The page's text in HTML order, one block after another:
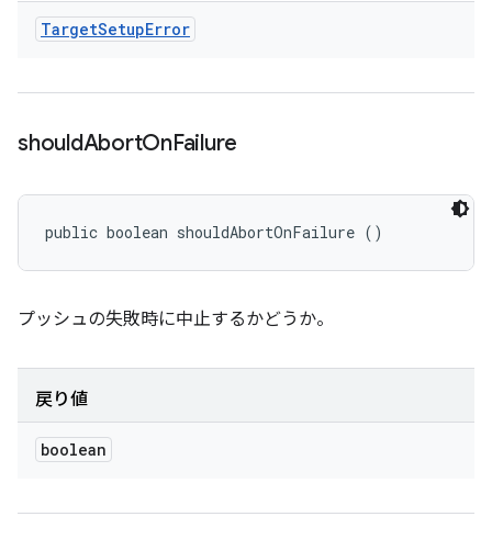
TargetSetupError
shouldAbortOnFailure
public boolean shouldAbortOnFailure ()
プッシュの失敗時に中止するかどうか。
戻り値
boolean